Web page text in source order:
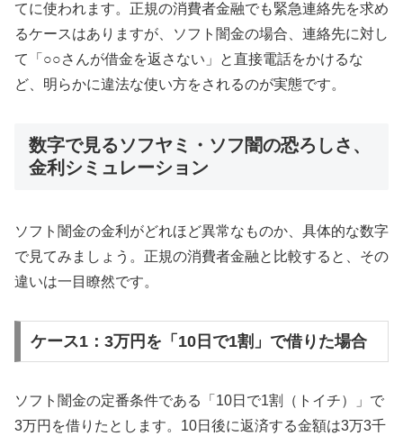
てに使われます。正規の消費者金融でも緊急連絡先を求め
るケースはありますが、ソフト闇金の場合、連絡先に対し
て「○○さんが借金を返さない」と直接電話をかけるな
ど、明らかに違法な使い方をされるのが実態です。
数字で見るソフヤミ・ソフ闇の恐ろしさ、
金利シミュレーション
ソフト闇金の金利がどれほど異常なものか、具体的な数字
で見てみましょう。正規の消費者金融と比較すると、その
違いは一目瞭然です。
ケース1：3万円を「10日で1割」で借りた場合
ソフト闇金の定番条件である「10日で1割（トイチ）」で
3万円を借りたとします。10日後に返済する金額は3万3千